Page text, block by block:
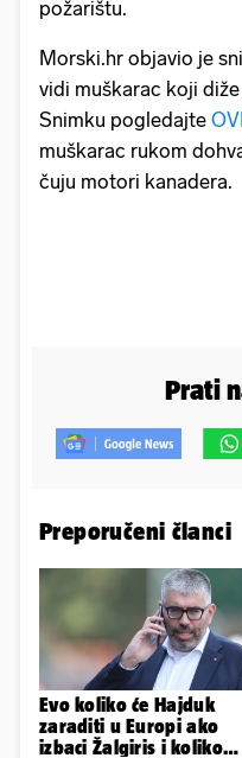
požarištu.
Morski.hr objavio je
vidi muškarac koji
Snimku pogledajte
muškarac rukom
čuju motori kanadera.
Prati
Preporučeni članci
Evo koliko će Hajduk
zaraditi u Europi ako
izbaci Žalgiris i koliko